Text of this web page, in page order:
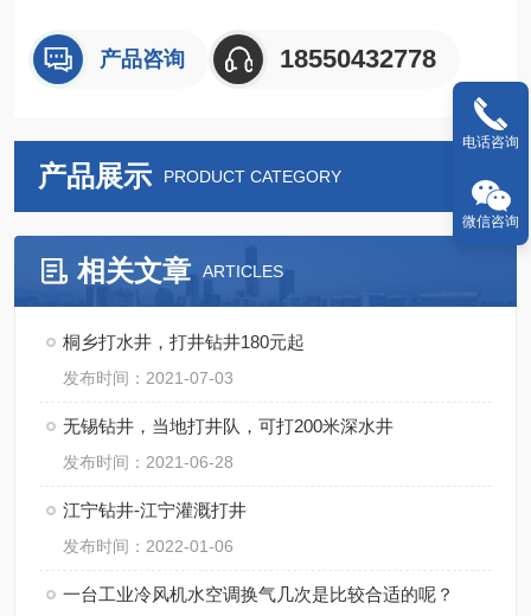
产品咨询 18550432778
产品展示 PRODUCT CATEGORY
相关文章 ARTICLES
桐乡打水井，打井钻井180元起
发布时间：2021-07-03
无锡钻井，当地打井队，可打200米深水井
发布时间：2021-06-28
江宁钻井-江宁灌溉打井
发布时间：2022-01-06
一台工业冷风机水空调换气几次是比较合适的呢？
电话咨询
微信咨询